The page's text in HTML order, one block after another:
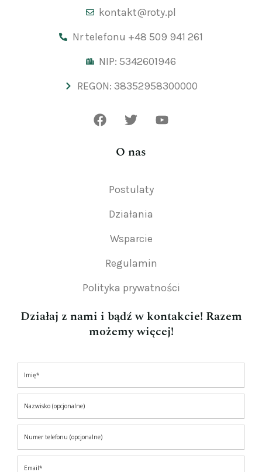
kontakt@roty.pl
Nr telefonu +48 509 941 261
NIP: 5342601946
REGON: 38352958300000
O nas
Postulaty
Działania
Wsparcie
Regulamin
Polityka prywatności
Działaj z nami i bądź w kontakcie! Razem
możemy więcej!